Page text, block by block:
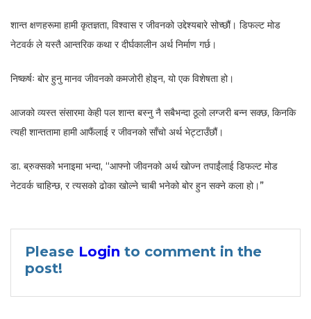
शान्त क्षणहरूमा हामी कृतज्ञता, विश्वास र जीवनको उद्देश्यबारे सोच्छौं। डिफल्ट मोड
नेटवर्क ले यस्तै आन्तरिक कथा र दीर्घकालीन अर्थ निर्माण गर्छ।
निष्कर्षः बोर हुनु मानव जीवनको कमजोरी होइन, यो एक विशेषता हो।
आजको व्यस्त संसारमा केही पल शान्त बस्नु नै सबैभन्दा ठूलो लग्जरी बन्न सक्छ, किनकि
त्यही शान्ततामा हामी आफैंलाई र जीवनको साँचो अर्थ भेट्टाउँछौं।
डा. ब्रुक्सको भनाइमा भन्दा, “आफ्नो जीवनको अर्थ खोज्न तपाईंलाई डिफल्ट मोड
नेटवर्क चाहिन्छ, र त्यसको ढोका खोल्ने चाबी भनेको बोर हुन सक्ने कला हो।”
Please Login to comment in the
post!